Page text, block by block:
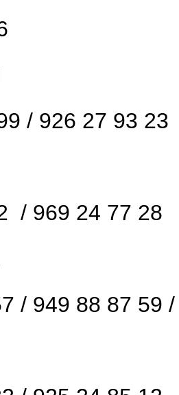
/ 926 27 93 23
/ 969 24 77 28
/ 949 88 87 59